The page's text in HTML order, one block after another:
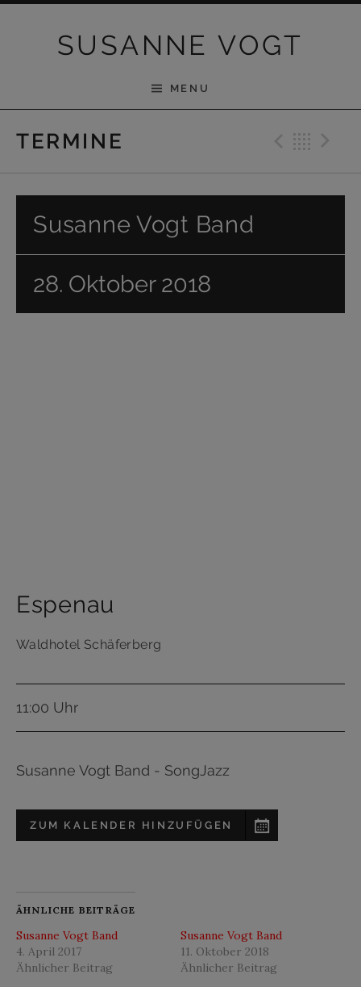
SUSANNE VOGT
MENU
TERMINE
Susanne Vogt Band
28. Oktober 2018
Espenau
Waldhotel Schäferberg
11:00 Uhr
Susanne Vogt Band - SongJazz
ZUM KALENDER HINZUFÜGEN
ÄHNLICHE BEITRÄGE
Susanne Vogt Band
4. April 2017
Ähnlicher Beitrag
Susanne Vogt Band
11. Oktober 2018
Ähnlicher Beitrag